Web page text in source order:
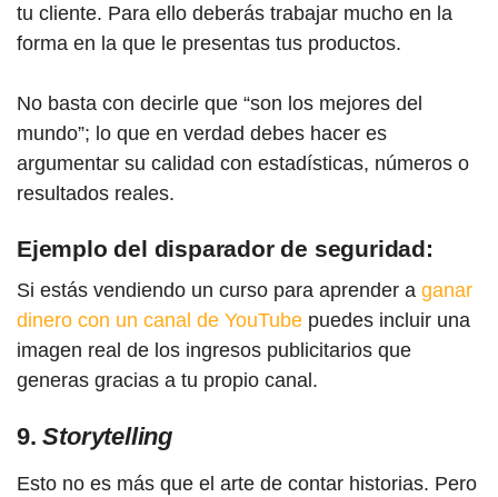
tu cliente. Para ello deberás trabajar mucho en la
forma en la que le presentas tus productos.
No basta con decirle que “son los mejores del
mundo”; lo que en verdad debes hacer es
argumentar su calidad con estadísticas, números o
resultados reales.
Ejemplo del disparador de seguridad:
Si estás vendiendo un curso para aprender a ganar
dinero con un canal de YouTube puedes incluir una
imagen real de los ingresos publicitarios que
generas gracias a tu propio canal.
9.Storytelling
Esto no es más que el arte de contar historias. Pero